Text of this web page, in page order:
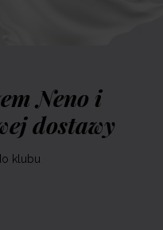
Neno i
dostawy
klubu